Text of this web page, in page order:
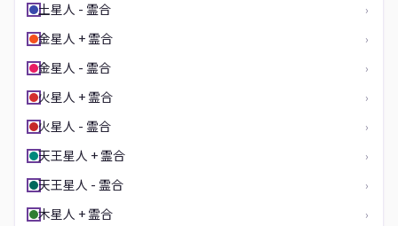
土星人 - 霊合 ›
金星人 + 霊合 ›
金星人 - 霊合 ›
火星人 + 霊合 ›
火星人 - 霊合 ›
天王星人 + 霊合 ›
天王星人 - 霊合 ›
木星人 + 霊合 ›